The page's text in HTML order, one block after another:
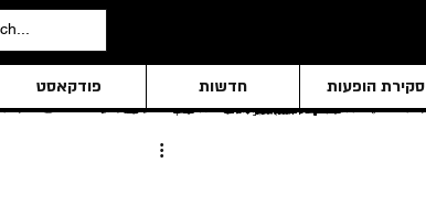
סקירת הופעות חדשות פודקאסט